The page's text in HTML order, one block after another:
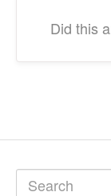
Did this